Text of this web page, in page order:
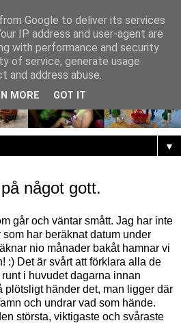
▼
något gott.
går och väntar smått. Jag har inte
har beräknat datum under
nio månader bakåt hamnar vi
:) Det är svårt att förklara alla de
i huvudet dagarna innan
plötsligt händer det, man ligger där
och undrar vad som hände.
största, viktigaste och svåraste
Google to deliver its services
IP address and user-agent are
with performance and security
of service, generate usage
address abuse.
MORE GOT IT